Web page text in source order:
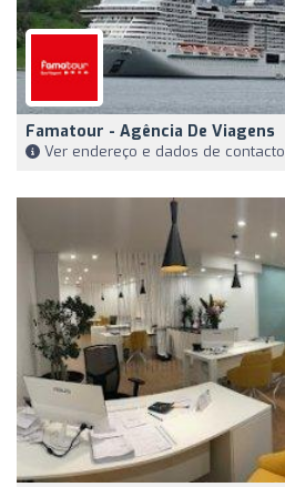
Famatour - Agência De Viagens
Ver endereço e dados de contacto